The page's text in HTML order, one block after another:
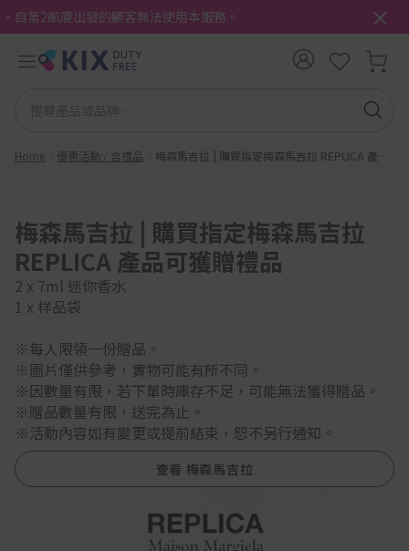
・自第2航廈出發的顧客無法使用本服務。
Home 優惠活動 / 含禮品
梅森馬吉拉 | 購買指定梅森馬吉拉 REPLICA 產品
梅森馬吉拉 | 購買指定梅森馬吉拉
REPLICA 產品可獲贈禮品
2 x 7ml 迷你香水
1 x 样品袋
※每人限領一份贈品。
※圖片僅供參考，實物可能有所不同。
※因數量有限，若下單時庫存不足，可能無法獲得贈品。
※贈品數量有限，送完為止。
※活動內容如有變更或提前結束，恕不另行通知。
查看 梅森馬吉拉